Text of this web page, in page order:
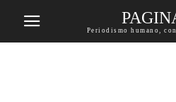
Periodismo humano,